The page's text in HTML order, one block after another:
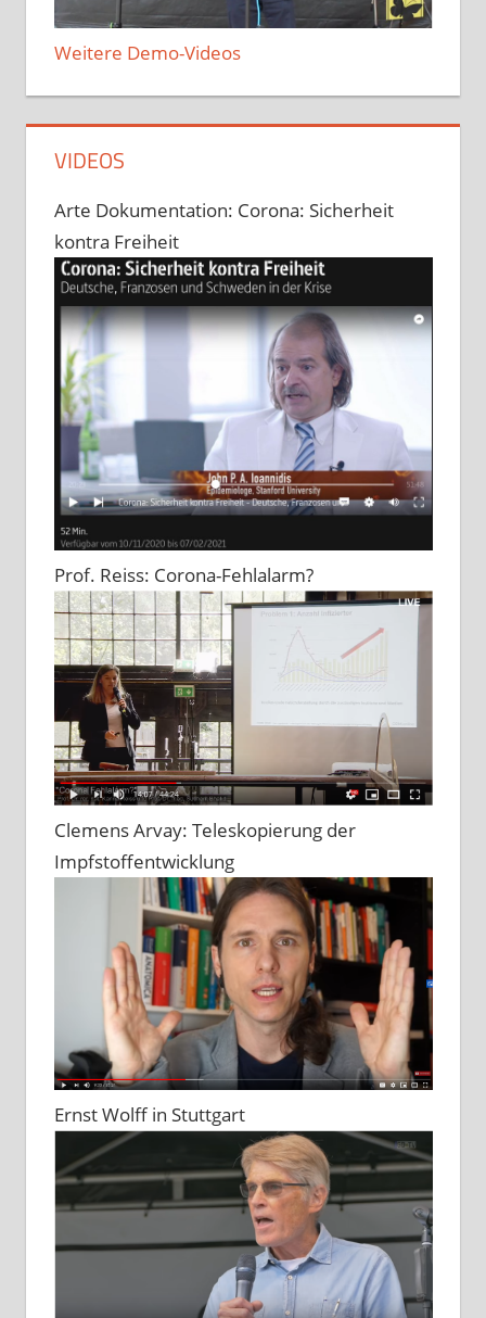
Weitere Demo-Videos
VIDEOS
Arte Dokumentation: Corona: Sicherheit
kontra Freiheit
Prof. Reiss: Corona-Fehlalarm?
Clemens Arvay: Teleskopierung der
Impfstoffentwicklung
Ernst Wolff in Stuttgart